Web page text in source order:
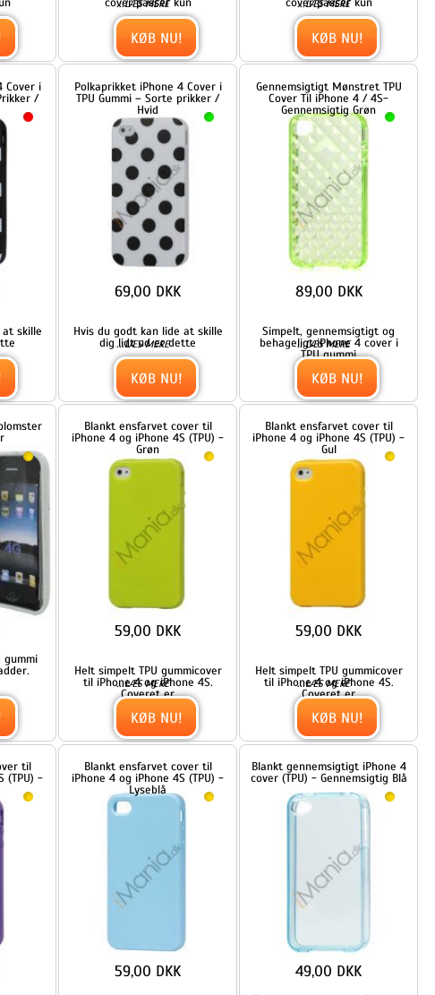
dig lidt ud er dette
LÆS MERE
KØB NU!
behageligt iPhone 4 cover i
TPU gummi
LÆS MERE
Blankt ensfarvet cover til
iPhone 4 og iPhone 4S (TPU) -
Helt simpelt TPU gummicover
til iPhone 4 og iPhone 4S.
Coveret er
59,00 DKK
KØB NU!
Blankt ensfarvet cover til
iPhone 4 og iPhone 4S (TPU) -
Helt simpelt TPU gummicover
til iPhone 4 og iPhone 4S.
Coveret er
LÆS MERE
59,00 DKK
KØB NU!
Blankt ensfarvet cover til
iPhone 4 og iPhone 4S (TPU) -
Helt simpelt TPU gummicover
til iPhone 4 og iPhone 4S.
Coveret er
KØB NU!
Blankt gennemsigtigt iPhone 4
cover (TPU) - Gennemsigtig Blå
Fleksibelt og bøjeligt iPhone 4
cover i TPU gummi. Coverret
Cover til iPhone 4 og 4S med
S-mønster - Pink
Dobbelt iPhone 4 / 4S Cover til
både for- og bagside i TPU
gummi - Rose, Rose